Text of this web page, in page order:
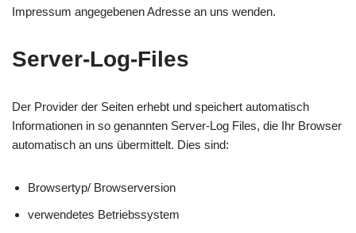
Impressum angegebenen Adresse an uns wenden.
Server-Log-Files
Der Provider der Seiten erhebt und speichert automatisch
Informationen in so genannten Server-Log Files, die Ihr Browser
automatisch an uns übermittelt. Dies sind:
Browsertyp/ Browserversion
verwendetes Betriebssystem